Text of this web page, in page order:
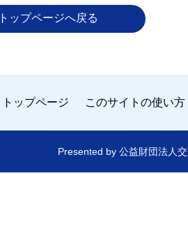
トップページへ戻る
トップページ このサイトの使い
Presented by 公益財団法人